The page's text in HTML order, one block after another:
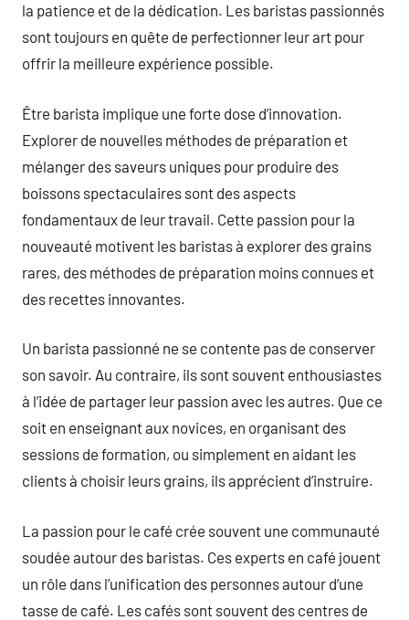
la patience et de la dédication. Les baristas passionnés
sont toujours en quête de perfectionner leur art pour
offrir la meilleure expérience possible.
Être barista implique une forte dose d’innovation.
Explorer de nouvelles méthodes de préparation et
mélanger des saveurs uniques pour produire des
boissons spectaculaires sont des aspects
fondamentaux de leur travail. Cette passion pour la
nouveauté motivent les baristas à explorer des grains
rares, des méthodes de préparation moins connues et
des recettes innovantes.
Un barista passionné ne se contente pas de conserver
son savoir. Au contraire, ils sont souvent enthousiastes
à l’idée de partager leur passion avec les autres. Que ce
soit en enseignant aux novices, en organisant des
sessions de formation, ou simplement en aidant les
clients à choisir leurs grains, ils apprécient d’instruire.
La passion pour le café crée souvent une communauté
soudée autour des baristas. Ces experts en café jouent
un rôle dans l’unification des personnes autour d’une
tasse de café. Les cafés sont souvent des centres de